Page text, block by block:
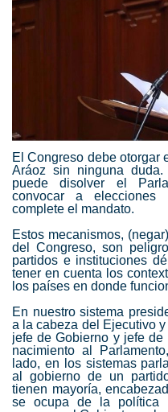
El Congreso debe otorgar
Aráoz sin ninguna
puede disolver el
convocar a elecciones
complete el mandato.
Estos mecanismos,
del Congreso, son
partidos e instituciones
tener en cuenta los
los países en donde
En nuestro sistema
a la cabeza del Ejecutivo
jefe de Gobierno y jefe
nacimiento al
lado, en los sistemas
al gobierno de un
tienen mayoría,
se ocupa de la política